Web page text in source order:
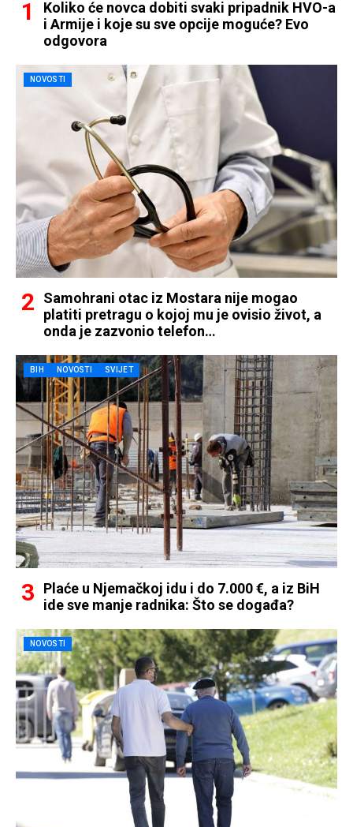
Koliko će novca dobiti svaki pripadnik HVO-a
i Armije i koje su sve opcije moguće? Evo
odgovora
NOVOSTI
Samohrani otac iz Mostara nije mogao
platiti pretragu o kojoj mu je ovisio život, a
onda je zazvonio telefon…
BIH NOVOSTI SVIJET
Plaće u Njemačkoj idu i do 7.000 €, a iz BiH
ide sve manje radnika: Što se događa?
NOVOSTI